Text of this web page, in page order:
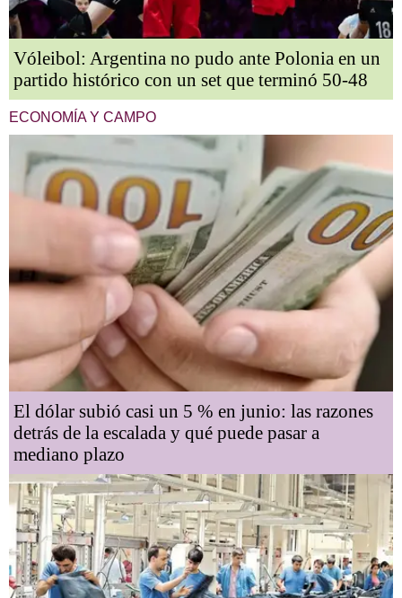
Vóleibol: Argentina no pudo ante Polonia en un
partido histórico con un set que terminó 50-48
ECONOMÍA Y CAMPO
El dólar subió casi un 5 % en junio: las razones
detrás de la escalada y qué puede pasar a
mediano plazo